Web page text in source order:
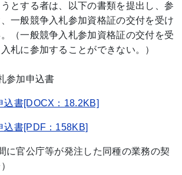
とする者は、以下の書類を提出し、参
一般競争入札参加資格証の交付を受け
（一般競争入札参加資格証の交付を受
札に参加することができない。）
参加申込書
込書[DOCX：18.2KB]
込書[PDF：158KB]
に官公庁等が発注した同種の業務の契